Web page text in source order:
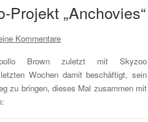
„Anchovies“
Kommentare
Brown zuletzt mit Skyzoo
Wochen damit beschäftigt, sein
zu bringen, dieses Mal zusammen mit